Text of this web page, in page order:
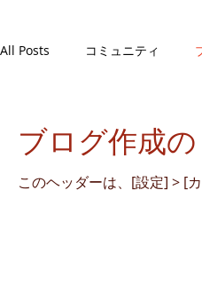
All Posts コミュニティ
ブログ作成
このヘッダーは、[設定] > [